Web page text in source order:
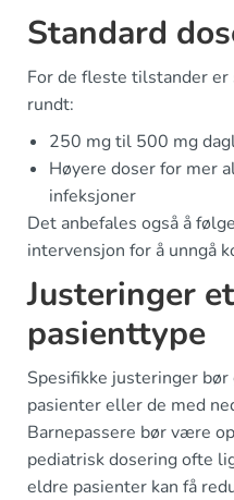
Standard
For de fleste tilstander
rundt:
250 mg til 500 mg
Høyere doser for mer
infeksjoner
Det anbefales også å
intervensjon for å unngå
Justeringer
pasienttype
Spesifikke justeringer
pasienter eller de med
Barnepassere bør være
pediatrisk dosering ofte
eldre pasienter kan få